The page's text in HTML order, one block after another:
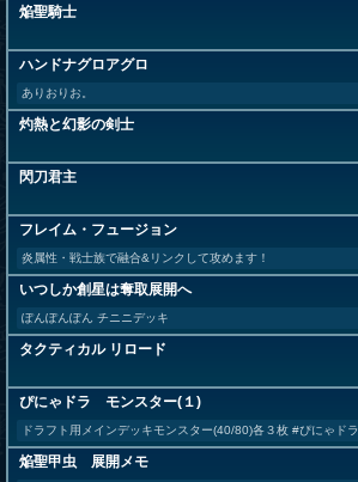
焔聖騎士
ハンドナグロアグロ
ありおりお。
灼熱と幻影の剣士
閃刀君主
フレイム・フュージョン
炎属性・戦士族で融合&リンクして攻めます！
いつしか創星は奪取展開へ
ぽんぽんぽん チニニデッキ
タクティカル リロード
ぴにゃドラ モンスター(１)
ドラフト用メインデッキモンスター(40/80)各３枚 #ぴにゃドラ
焔聖甲虫 展開メモ